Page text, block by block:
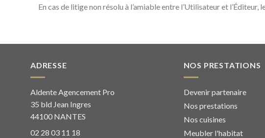
En cas de litige non résolu à l’amiable entre l’Utilisateur et
ADRESSE
Aldente Agencement Pro
35 bld Jean Ingres
44100 NANTES
02 28 03 11 18
NOS PRESTATIONS
Devenir partenaire
Nos prestations
Nos cuisines
Meubler l'habitat